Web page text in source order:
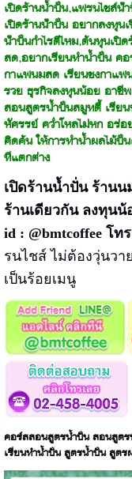
เปิดร้านน้ำปั่น,แฟรนไชส์น้ํ
เปิดร้านน้ําปั่น อยากลงทุน
น้ําปั่นกําไรดีไหม,ต้นทุนเปิ
สด,อยากเรียนทำน้ำปั่น ค
กาแฟนมสด เรียนชงกาแ
รวย ธุรกิจลงทุนน้อย อาชี
สอนสูตรน้ำปั่นสมูทตี้ เรีย
หัศรรย์ คว่ำโหลไม่หก อร่อ
คิดค้น ให้การทำน้ำผลไม้ปั่
ทีแตกต่าง
เปิดร้านน้ำปั่น ร้าน
ร้านเดียวกัน ลงทุนน้
id : @bmtcoffee โท
รนไชส์ ไม่ต้องวุ่นว
เป็นร้อยเมนู
คอร์สสอนสูตรน้ำปั่น สอนสูต
เรียนทำน้ำปั่น สูตรน้ำปั่น สูต